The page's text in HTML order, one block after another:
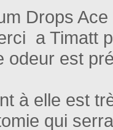
Drops
a Timatt
odeur est
à elle est
qui